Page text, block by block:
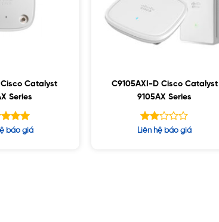
Cisco Catalyst
Series
xếp
báo giá
C9105AXI-D Cisco Catalyst
9105AX Series
Được
Liên hệ báo giá